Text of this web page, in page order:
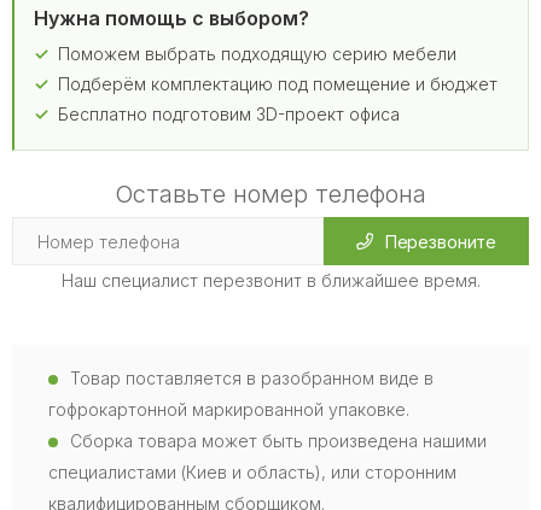
Нужна помощь с выбором?
Поможем выбрать подходящую серию мебели
Подберём комплектацию под помещение и бюджет
Бесплатно подготовим 3D-проект офиса
Оставьте номер телефона
Перезвоните
Наш специалист перезвонит в ближайшее время.
Товар поставляется в разобранном виде в
гофрокартонной маркированной упаковке.
Сборка товара может быть произведена нашими
специалистами (Киев и область), или сторонним
квалифицированным сборщиком.